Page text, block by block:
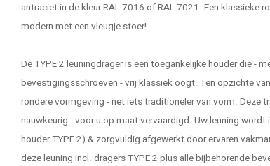
antraciet in de kleur RAL 7016 of RAL 7021. Een klassieke
modern met een vleugje stoer!
De TYPE 2 leuningdrager is een toegankelijke houder die -
bevestigingsschroeven - vrij klassiek oogt. Ten opzichte
rondere vormgeving - net iets traditioneler van vorm. Deze
nauwkeurig - voor u op maat vervaardigd. Uw leuning
houder TYPE 2) & zorgvuldig afgewerkt door ervaren
deze leuning incl. dragers TYPE 2 plus alle bijbehorende